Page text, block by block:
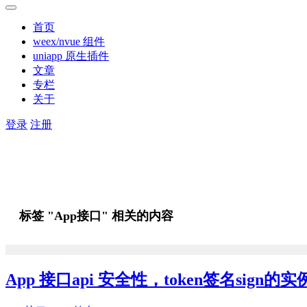
首页
weex/nvue 组件
uniapp 原生插件
文章
专栏
关于
登录 注册
标签 "App接口" 相关的内容
App 接口api 安全性，token签名sign的实